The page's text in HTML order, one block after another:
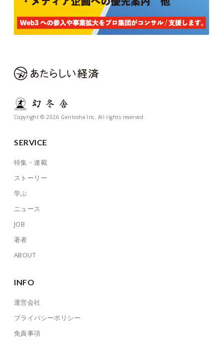
Copyright © 2026 Gentosha Inc. All rights reserved.
SERVICE
特集・連載
ストーリー
学ぶ
ニュース
JOB
著者
ABOUT
INFO
運営会社
プライバシーポリシー
免責事項